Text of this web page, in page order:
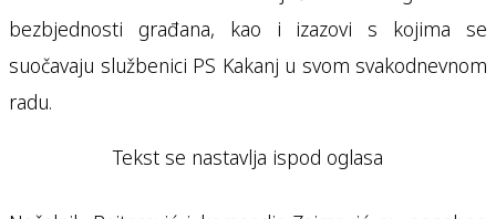
bezbjednosti građana, kao i izazovi s kojima se
suočavaju službenici PS Kakanj u svom svakodnevnom
radu.
Tekst se nastavlja ispod oglasa